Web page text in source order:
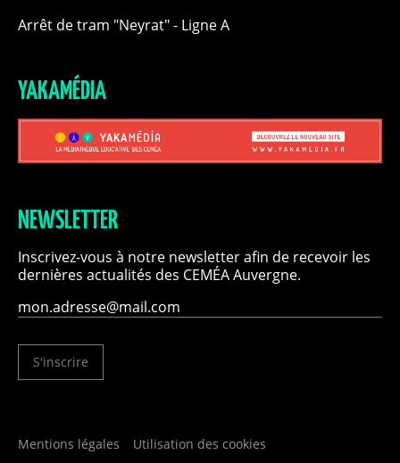
Arrêt de tram "Neyrat" - Ligne A
YAKAMÉDIA
NEWSLETTER
Inscrivez-vous à notre newsletter afin de recevoir les
dernières actualités des CEMÉA Auvergne.
S'inscrire
Mentions légales Utilisation des cookies